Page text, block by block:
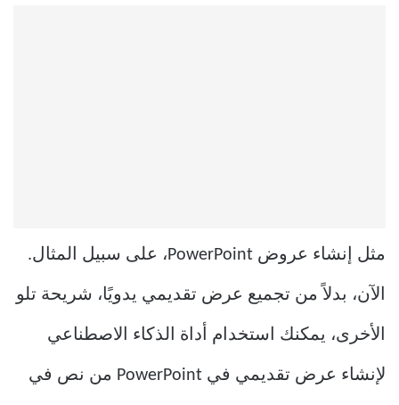
مثل إنشاء عروض PowerPoint، على سبيل المثال.
الآن، بدلاً من تجميع عرض تقديمي يدويًا، شريحة تلو
الأخرى، يمكنك استخدام أداة الذكاء الاصطناعي
لإنشاء عرض تقديمي في PowerPoint من نص في